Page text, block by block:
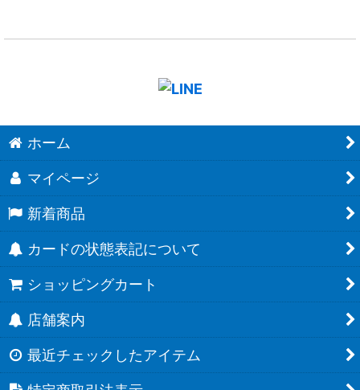
ホーム
マイページ
新着商品
カードの状態表記について
ショッピングカート
店舗案内
最近チェックしたアイテム